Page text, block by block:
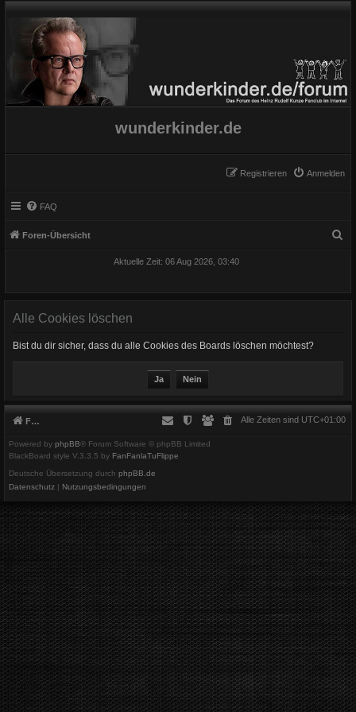
wunderkinder.de
Anmelden
Registrieren
FAQ
Foren-Übersicht
Aktuelle Zeit: 06 Aug 2026, 03:40
Alle Cookies löschen
Bist du dir sicher, dass du alle Cookies des Boards löschen möchtest?
Foren-Übersicht Alle Zeiten sind UTC+01:00
Powered by phpBB® Forum Software © phpBB Limited
BlackBoard style V.3.3.5 by FanFanlaTuFlippe
Deutsche Übersetzung durch phpBB.de
Datenschutz
Nutzungsbedingungen